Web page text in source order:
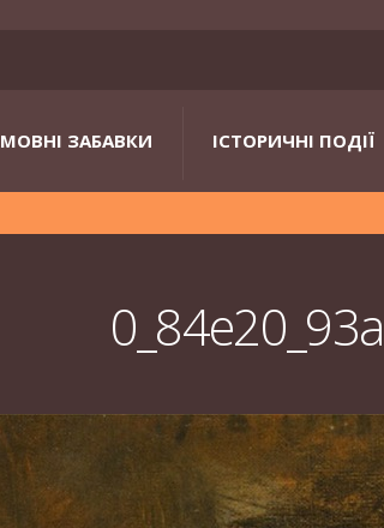
МОВНІ ЗАБАВКИ ІСТОРИЧНІ ПОДІЇ